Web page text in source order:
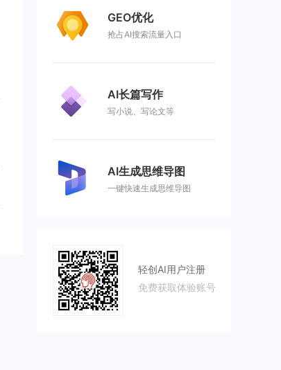
GEO优化
抢占AI搜索流量入口
AI长篇写作
写小说、写论文等
AI生成思维导图
一键快速生成思维导图
轻创AI用户注册
免费获取体验账号